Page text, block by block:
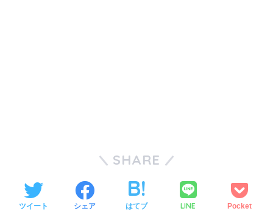
SHARE
ツイート シェア はてブ LINE Pocket